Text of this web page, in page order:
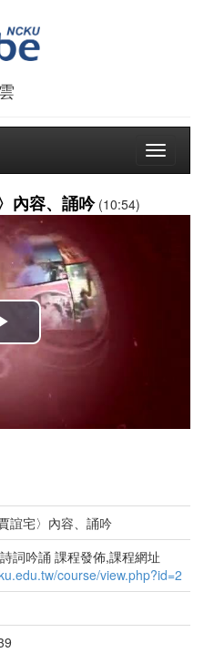
Toggle
內容、誦吟(10:54)
播
放
影
誼宅〉內容、誦吟
詞吟誦 課程發佈,課程網址
course/view.php?id=2